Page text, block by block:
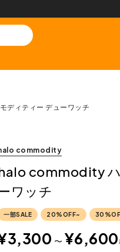
ィティー デューワッチ
commodity
commodity ハ
ワッチ
一部SALE 20%OFF~
3,300 〜 ¥6,600